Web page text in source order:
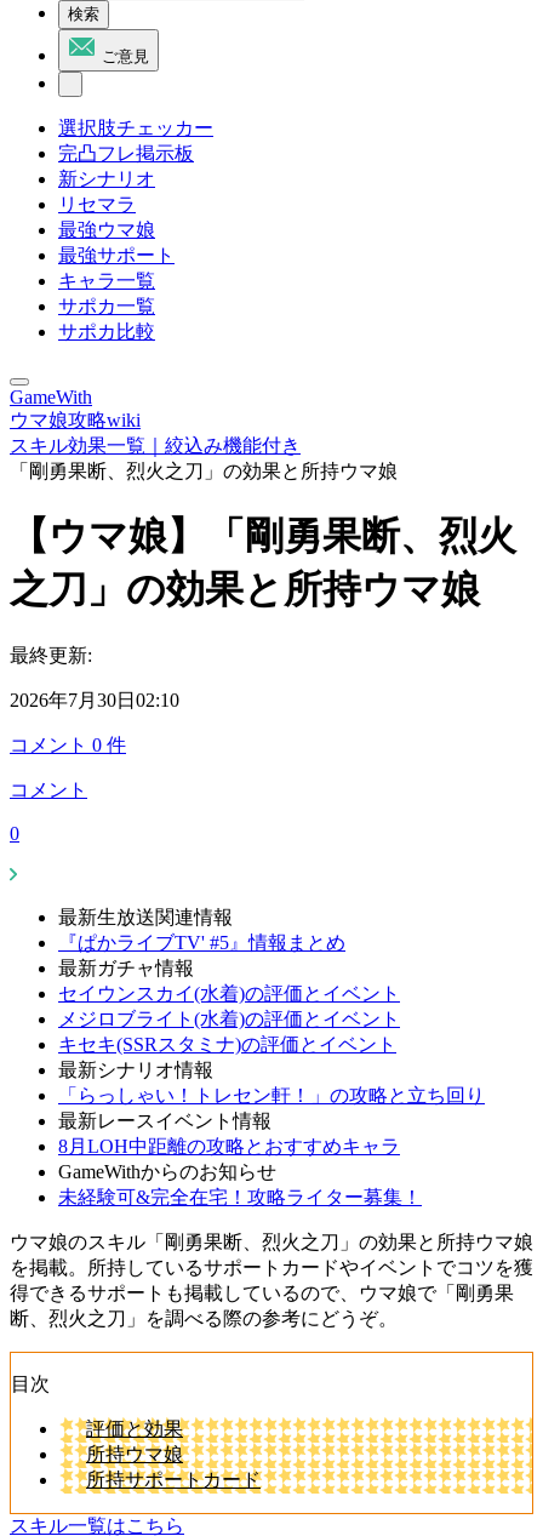
検索
ご意見
選択肢チェッカー
完凸フレ掲示板
新シナリオ
リセマラ
最強ウマ娘
最強サポート
キャラ一覧
サポカ一覧
サポカ比較
GameWith
ウマ娘攻略wiki
スキル効果一覧｜絞込み機能付き
「剛勇果断、烈火之刀」の効果と所持ウマ娘
【ウマ娘】「剛勇果断、烈火
之刀」の効果と所持ウマ娘
最終更新:
2026年7月30日02:10
コメント 0 件
コメント
0
最新生放送関連情報
『ぱかライブTV' #5』情報まとめ
最新ガチャ情報
セイウンスカイ(水着)の評価とイベント
メジロブライト(水着)の評価とイベント
キセキ(SSRスタミナ)の評価とイベント
最新シナリオ情報
「らっしゃい！トレセン軒！」の攻略と立ち回り
最新レースイベント情報
8月LOH中距離の攻略とおすすめキャラ
GameWithからのお知らせ
未経験可&完全在宅！攻略ライター募集！
ウマ娘のスキル「剛勇果断、烈火之刀」の効果と所持ウマ娘
を掲載。所持しているサポートカードやイベントでコツを獲
得できるサポートも掲載しているので、ウマ娘で「剛勇果
断、烈火之刀」を調べる際の参考にどうぞ。
目次
評価と効果
所持ウマ娘
所持サポートカード
スキル一覧はこちら